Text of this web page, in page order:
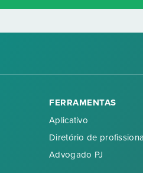
FERRAMENTAS
Aplicativo
Diretório de
Advogado PJ